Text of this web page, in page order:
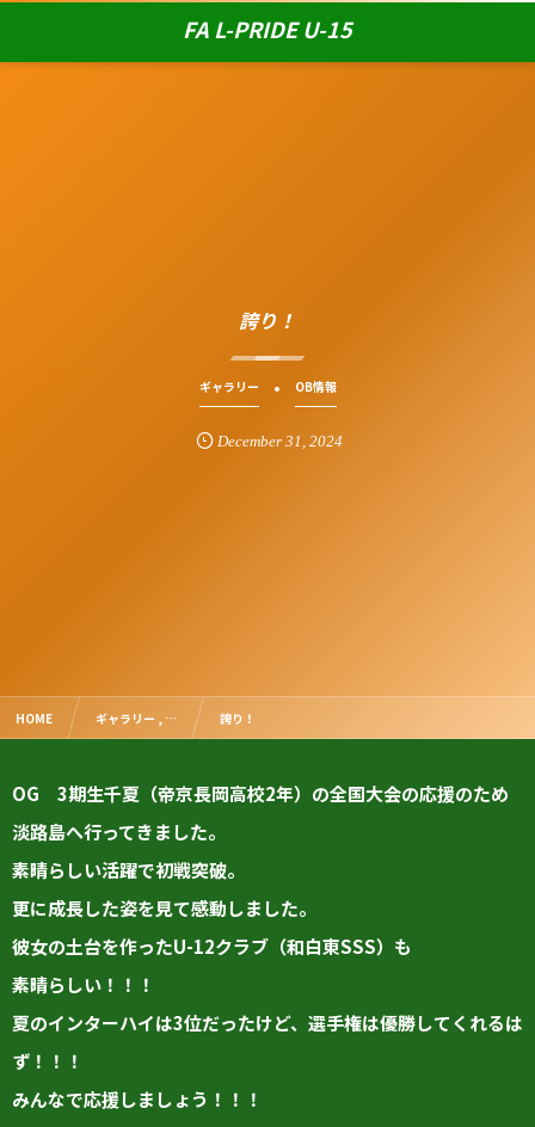
FA L-PRIDE U-15
誇り！
ギャラリー OB情報
December 31 ,2024
HOME ギャラリー , … 誇り！
OG 3期生千夏（帝京長岡高校2年）の全国大会の応援のため
淡路島へ行ってきました。
素晴らしい活躍で初戦突破。
更に成長した姿を見て感動しました。
彼女の土台を作ったU-12クラブ（和白東SSS）も
素晴らしい！！！
夏のインターハイは3位だったけど、選手権は優勝してくれるは
ず！！！
みんなで応援しましょう！！！